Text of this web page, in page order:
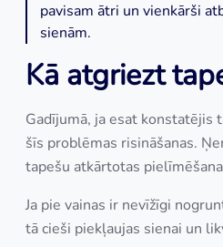
pavisam ātri un vienkārši
sienām.
Kā atgriezt
Gadījumā, ja esat konstatējis
šīs problēmas risināšanas.
tapešu atkārtotas
Ja pie vainas ir nevīžīgi
tā cieši piekļaujas sienai un